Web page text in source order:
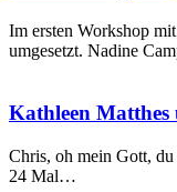
Im ersten Workshop
umgesetzt. Nadine
Kathleen
und
Daniel
Kathleen
Chris, oh mein Gott, du
24 Mal…